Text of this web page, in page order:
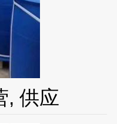
, 供应